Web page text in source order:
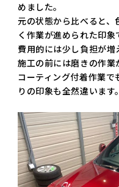
めました。
元の状態から比べると
く作業が進められた印象
費用的には少し負担が
施工の前には磨きの作業
コーティング付着作業
りの印象も全然違います。